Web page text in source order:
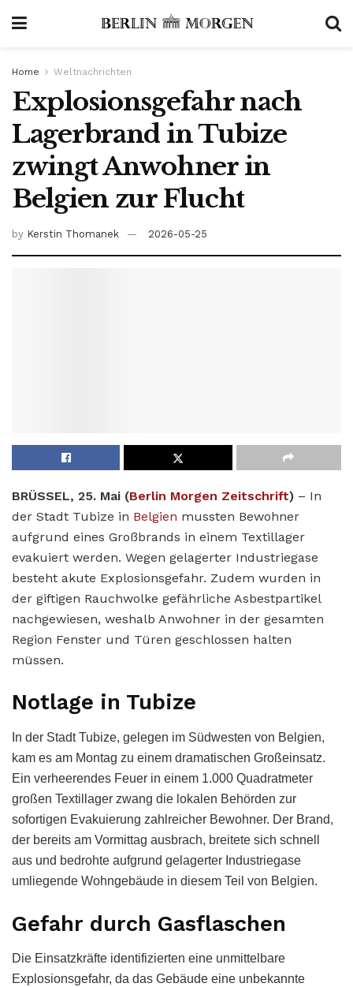
Home Weltnachrichten
Explosionsgefahr nach
Lagerbrand in Tubize
zwingt Anwohner in
Belgien zur Flucht
by Kerstin Thomanek 2026-05-25
BRÜSSEL, 25. Mai (Berlin Morgen Zeitschrift) – In
der Stadt Tubize in Belgien mussten Bewohner
aufgrund eines Großbrands in einem Textillager
evakuiert werden. Wegen gelagerter Industriegase
besteht akute Explosionsgefahr. Zudem wurden in
der giftigen Rauchwolke gefährliche Asbestpartikel
nachgewiesen, weshalb Anwohner in der gesamten
Region Fenster und Türen geschlossen halten
müssen.
Notlage in Tubize
In der Stadt Tubize, gelegen im Südwesten von Belgien,
kam es am Montag zu einem dramatischen Großeinsatz.
Ein verheerendes Feuer in einem 1.000 Quadratmeter
großen Textillager zwang die lokalen Behörden zur
sofortigen Evakuierung zahlreicher Bewohner. Der Brand,
der bereits am Vormittag ausbrach, breitete sich schnell
aus und bedrohte aufgrund gelagerter Industriegase
umliegende Wohngebäude in diesem Teil von Belgien.
Gefahr durch Gasflaschen
Die Einsatzkräfte identifizierten eine unmittelbare
Explosionsgefahr, da das Gebäude eine unbekannte